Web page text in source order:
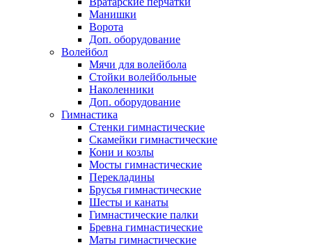
Манишки
Ворота
Доп. оборудование
Волейбол
Мячи для волейбола
Стойки волейбольные
Наколенники
Доп. оборудование
Гимнастика
Стенки гимнастические
Скамейки гимнастические
Кони и козлы
Мосты гимнастические
Перекладины
Брусья гимнастические
Шесты и канаты
Гимнастические палки
Бревна гимнастические
Маты гимнастические